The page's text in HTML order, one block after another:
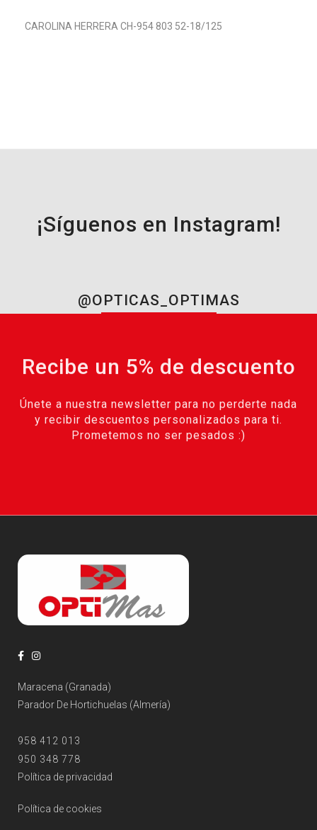
CAROLINA HERRERA CH-954 803 52-18/125
¡Síguenos en Instagram!
@OPTICAS_OPTIMAS
Recibe un 5% de descuento
Únete a nuestra newsletter para no perderte nada
y recibir descuentos personalizados para ti.
Prometemos no ser pesados :)
Maracena (Granada)
Parador De Hortichuelas (Almería)
958 412 013
950 348 778
Política de privacidad
Política de cookies